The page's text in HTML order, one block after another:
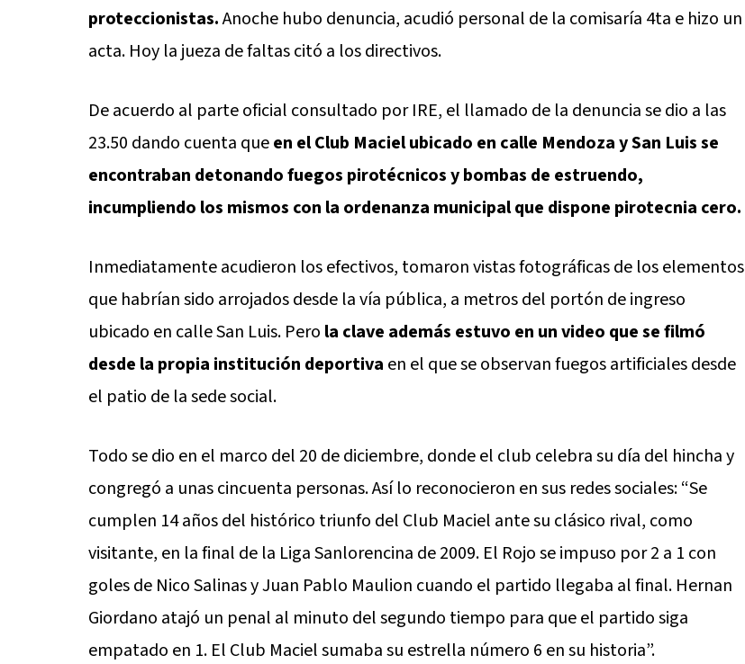
proteccionistas.Anoche hubo denuncia, acudió personal de la comisaría 4ta e hizo un
acta. Hoy la jueza de faltas citó a los directivos.
De acuerdo al parte oficial consultado por IRE, el llamado de la denuncia se dio a las
23.50 dando cuenta queen el Club Maciel ubicado en calle Mendoza y San Luis se
encontraban detonando fuegos pirotécnicos y bombas de estruendo,
incumpliendo los mismos con la ordenanza municipal que dispone pirotecnia cero.
Inmediatamente acudieron los efectivos, tomaron vistas fotográficas de los elementos
que habrían sido arrojados desde la vía pública, a metros del portón de ingreso
ubicado en calle San Luis. Pero la clave además estuvo en un video que se filmó
desde la propia institución deportiva en el que se observan fuegos artificiales desde
el patio de la sede social.
Todo se dio en el marco del 20 de diciembre, donde el club celebra su día del hincha y
congregó a unas cincuenta personas. Así lo reconocieron en sus redes sociales: “Se
cumplen 14 años del histórico triunfo del Club Maciel ante su clásico rival, como
visitante, en la final de la Liga Sanlorencina de 2009. El Rojo se impuso por 2 a 1 con
goles de Nico Salinas y Juan Pablo Maulion cuando el partido llegaba al final. Hernan
Giordano atajó un penal al minuto del segundo tiempo para que el partido siga
empatado en 1. El Club Maciel sumaba su estrella número 6 en su historia”.